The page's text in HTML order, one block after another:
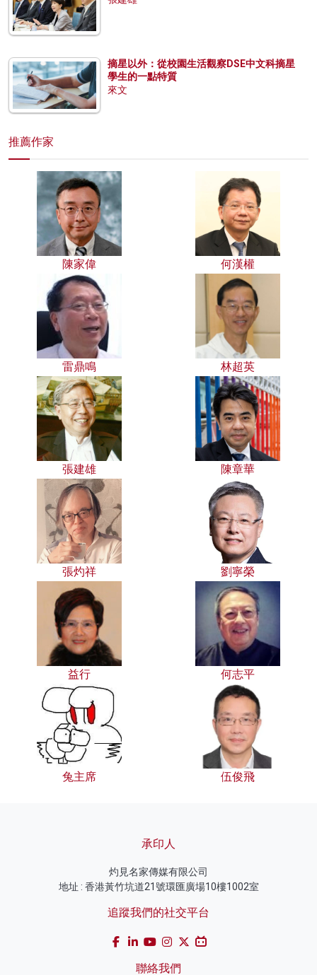
摘星以外：從校園生活觀察DSE中文科摘星
學生的一點特質
來文
推薦作家
陳家偉 何漢權
雷鼎鳴 林超英
張建雄 陳章華
張灼祥 劉寧榮
益行 何志平
兔主席 伍俊飛
承印人
灼見名家傳媒有限公司
地址 : 香港黃竹坑道21號環匯廣場10樓1002室
追蹤我們的社交平台
聯絡我們